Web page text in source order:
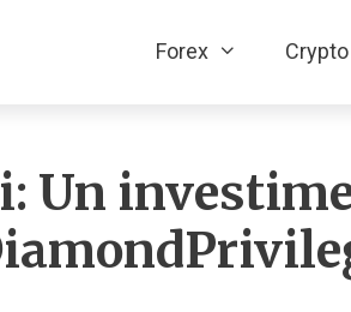
Forex Crypto
Un